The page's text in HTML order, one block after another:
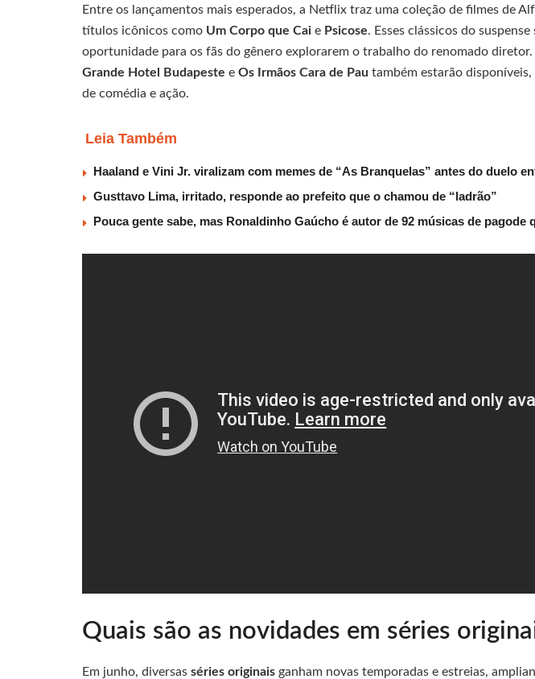
Entre os lançamentos mais esperados, a Netflix traz uma coleção de filmes de
títulos icônicos como Um Corpo que Cai e Psicose. Esses clássicos do
oportunidade para os fãs do gênero explorarem o trabalho do renomado
Grande Hotel Budapeste e Os Irmãos Cara de Pau também estarão
de comédia e ação.
Leia Também
Haaland e Vini Jr. viralizam com memes de “As Branquelas” antes do duelo
Gusttavo Lima, irritado, responde ao prefeito que o chamou de “ladrão”
Pouca gente sabe, mas Ronaldinho Gaúcho é autor de 92 músicas de pagode
Quais são as novidades em séries
Em junho, diversas séries originais ganham novas temporadas e estreias,